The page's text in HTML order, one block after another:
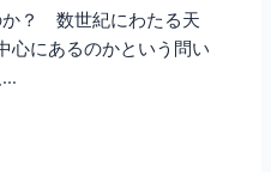
か？ 数世紀にわたる天
心にあるのかという問い
…